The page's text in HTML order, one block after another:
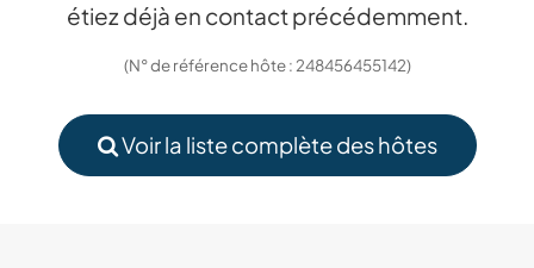
étiez déjà en contact précédemment.
(N° de référence hôte : 248456455142)
Voir la liste complète des hôtes